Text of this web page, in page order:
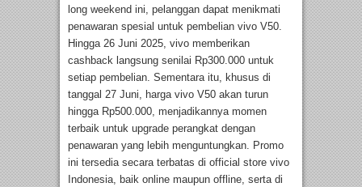
long weekend ini, pelanggan dapat menikmati
penawaran spesial untuk pembelian vivo V50.
Hingga 26 Juni 2025, vivo memberikan
cashback langsung senilai Rp300.000 untuk
setiap pembelian. Sementara itu, khusus di
tanggal 27 Juni, harga vivo V50 akan turun
hingga Rp500.000, menjadikannya momen
terbaik untuk upgrade perangkat dengan
penawaran yang lebih menguntungkan. Promo
ini tersedia secara terbatas di official store vivo
Indonesia, baik online maupun offline, serta di